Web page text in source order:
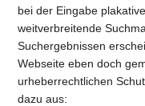
bei der Eingabe
weitverbreitende
Suchergebnissen
Webseite eben doch
urheberrechtlichen
dazu aus: